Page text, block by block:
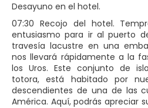
Desayuno en el hotel.
07:30 Recojo del hotel.
entusiasmo para ir al puerto
travesía lacustre en una
nos llevará rápidamente a la
los Uros. Este conjunto de
totora, está habitado por
descendientes de una de las
América. Aquí, podrás apreciar